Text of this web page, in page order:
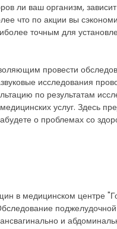
ли ваш организм,
что по акции вы
точным для
провести
исследования
по результатам
услуг. Здесь
о проблемах со
в медицинском центре
и